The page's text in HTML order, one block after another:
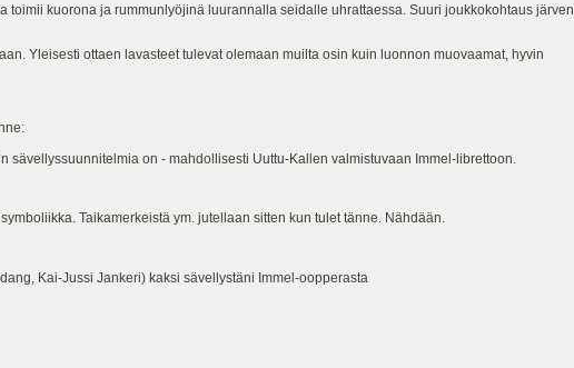
kuorona ja rummunlyöjinä luurannalla seidalle uhrattaessa. Suuri joukkokohtaus järven
Yleisesti ottaen lavasteet tulevat olemaan muilta osin kuin luonnon muovaamat, hyvin
sävellyssuunnitelmia on - mahdollisesti Uuttu-Kallen valmistuvaan Immel-librettoon.
Taikamerkeistä ym. jutellaan sitten kun tulet tänne. Nähdään.
Kai-Jussi Jankeri) kaksi sävellystäni Immel-oopperasta